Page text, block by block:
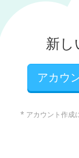
新し
アカウ
* アカウント作成